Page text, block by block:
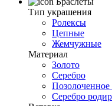
Тип украшения
Ролексы
Цепные
Жемчужные
Материал
Золото
Серебро
Позолоченное
Серебро